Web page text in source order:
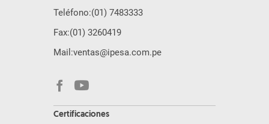
Teléfono:(01) 7483333
Fax:(01) 3260419
Mail:ventas@ipesa.com.pe
Certificaciones